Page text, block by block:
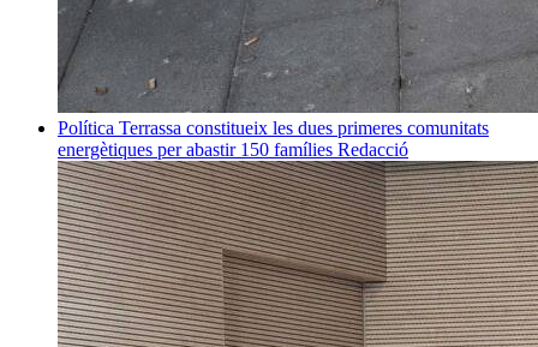
Política Terrassa constitueix les dues primeres comunitats
energètiques per abastir 150 famílies Redacció